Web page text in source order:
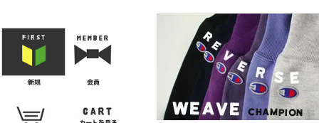
・レザーシューズ/スニーカー
・プリントTシャツ
・バンド/ツアー
・キャラクター
・Nike/adidas/スポーツ
・チャンピオン
・サーフ/スケート
・ボーダー/総柄/無地
・フットボール/リンガー
・タンクトップ/NBA・ポロシャツ
・半袖シャツ
・アロハ/サーフ/ボーリング
・ラルフ/ブランド
・無地/チェック/ストラ
・ワーク/ミリタリー/ウ
・ネル/ウール ・ショ
・アウ
・ジー
・
・ミリ
・コー
・コッ
・オー
・ジャ
ン